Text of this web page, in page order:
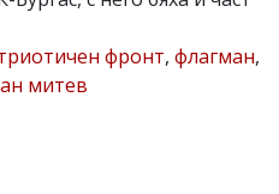
фронт, флагман,
митев